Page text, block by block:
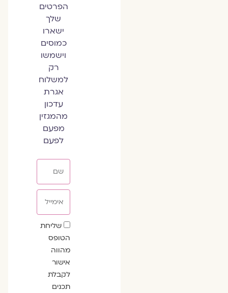
הפרטים
שלך
ישארו
כמוסים
וישמשו
רק
למשלוח
אגרת
עדכון
מהמגזין
מפעם
לפעם
שדה
הסכמה
שליחת
הטופס
מהווה
אישור
לקבלת
תכנים